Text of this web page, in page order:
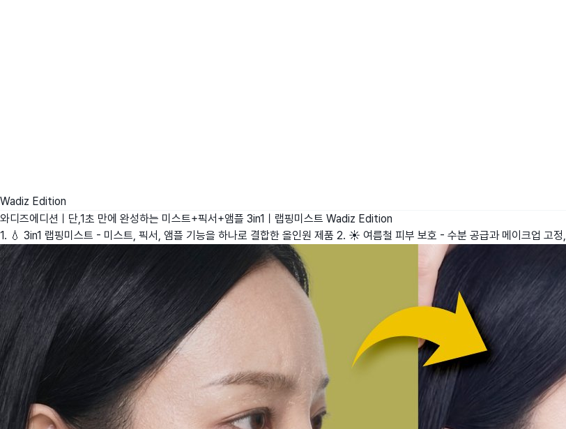
Wadiz Edition
와디즈에디션ㅣ단,1초 만에 완성하는 미스트+픽서+앰플 3in1ㅣ랩핑미스트 Wadiz Edition
1. 💧 3in1 랩핑미스트 - 미스트, 픽서, 앰플 기능을 하나로 결합한 올인원 제품 2. ☀️ 여름철 피부 보호 - 수분 공급과 메이크업 고